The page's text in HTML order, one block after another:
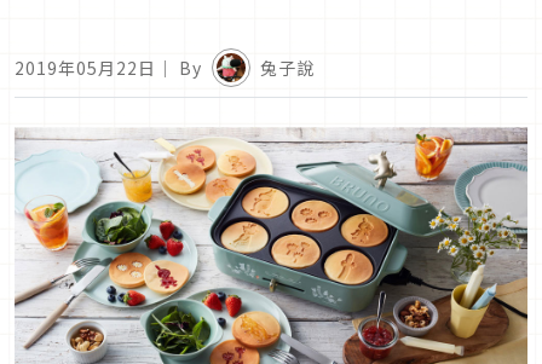
2019年05月22日 ｜ By 兔子說